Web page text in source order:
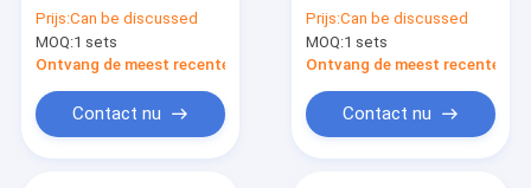
200x100 mm Working
Stage Travel
Prijs:Can be discussed
MOQ:1 sets
Ontvang de meest recente Prijs
Contact nu
150W VP300-1510
Prijs:Can be discussed
MOQ:1 sets
Ontvang de meest recente
Contact nu